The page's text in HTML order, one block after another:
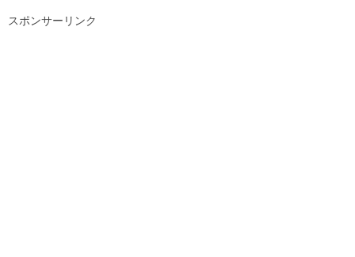
スポンサーリンク